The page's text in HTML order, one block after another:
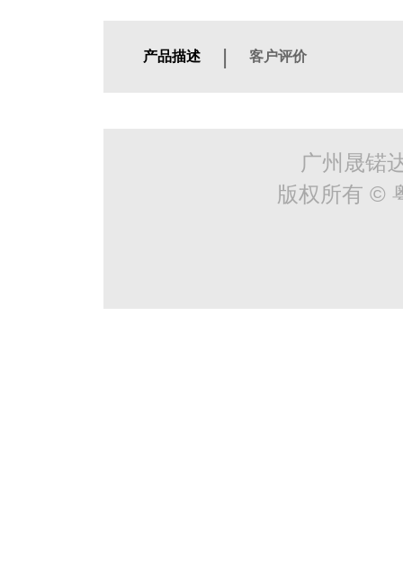
产品描述 | 客户评价
广州晟锘
版权所有 ©